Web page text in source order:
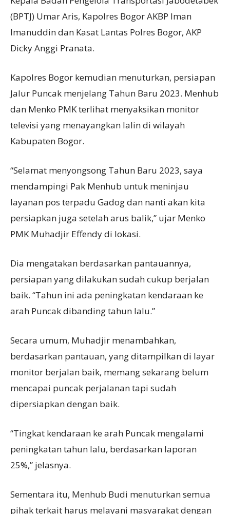
(BPTJ) Umar Aris, Kapolres Bogor AKBP Iman
Imanuddin dan Kasat Lantas Polres Bogor, AKP
Dicky Anggi Pranata.
Kapolres Bogor kemudian menuturkan, persiapan
Jalur Puncak menjelang Tahun Baru 2023. Menhub
dan Menko PMK terlihat menyaksikan monitor
televisi yang menayangkan lalin di wilayah
Kabupaten Bogor.
“Selamat menyongsong Tahun Baru 2023, saya
mendampingi Pak Menhub untuk meninjau
layanan pos terpadu Gadog dan nanti akan kita
persiapkan juga setelah arus balik,” ujar Menko
PMK Muhadjir Effendy di lokasi.
Dia mengatakan berdasarkan pantauannya,
persiapan yang dilakukan sudah cukup berjalan
baik. “Tahun ini ada peningkatan kendaraan ke
arah Puncak dibanding tahun lalu.”
Secara umum, Muhadjir menambahkan,
berdasarkan pantauan, yang ditampilkan di layar
monitor berjalan baik, memang sekarang belum
mencapai puncak perjalanan tapi sudah
dipersiapkan dengan baik.
“Tingkat kendaraan ke arah Puncak mengalami
peningkatan tahun lalu, berdasarkan laporan
25%,” jelasnya.
Sementara itu, Menhub Budi menuturkan semua
pihak terkait harus melayani masyarakat dengan